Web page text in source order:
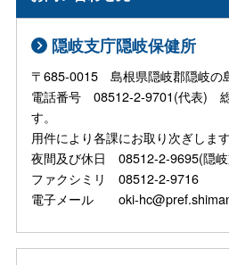
隠岐支庁隠岐保健所
〒685-0015 島根県隠岐郡隠岐の
電話番号 08512-2-9701(代表) 総
す。
用件により各課にお取り次ぎします
夜間及び休日 08512-2-9695(隠
ファクシミリ 08512-2-9716
電子メール oki-